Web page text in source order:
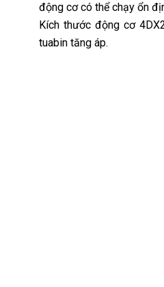
động cơ có thể chạy ổn
Kích thước động cơ
tuabin tăng áp.